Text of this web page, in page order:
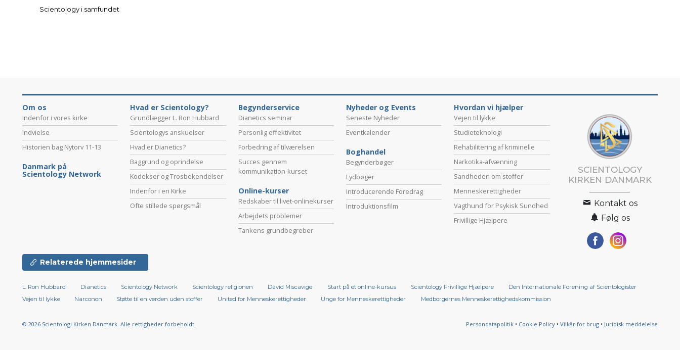
Scientology i samfundet
Om os
Indenfor i vores kirke
Indvielse
Historien bag Nytorv 11-13
Danmark på
Scientology Network
Hvad er Scientology?
Grundlægger L. Ron Hubbard
Scientologys anskuelser
Hvad er Dianetics?
Baggrund og oprindelse
Kodekser og Trosbekendelser
Indenfor i en Kirke
Ofte stillede spørgsmål
Begynderservice
Dianetics seminar
Personlig effektivitet
Forbedring af tilværelsen
Succes gennem
kommunikation-kurset
Online-kurser
Redskaber til livet-onlinekurser
Arbejdets problemer
Tankens grundbegreber
Nyheder og Events
Seneste Nyheder
Eventkalender
Boghandel
Begynderbøger
Lydbøger
Introducerende Foredrag
Introduktionsfilm
Hvordan vi hjælper
Vejen til lykke
Studieteknologi
Rehabilitering af kriminelle
Narkotika-afvænning
Sandheden om stoffer
Menneske­rettigheder
Vagthund for Psykisk Sundhed
Frivillige Hjælpere
SCIENTOLOGY
KIRKEN DANMARK
Kontakt os
Følg os
Relaterede hjemmesider
L. Ron Hubbard Dianetics Scientology Network Scientology religionen David Miscavige Start på et online-kursus Scientology Frivillige Hjælpere
Den Internationale Forening af Scientologister
Vejen til lykke
Narconon Støtte til en verden uden stoffer United for Menneskerettigheder Unge for Menneskerettigheder Medborgernes Menneskerettigheds­kommission
© 2026 Scientologi Kirken Danmark. Alle rettigheder forbeholdt. Persondatapolitik • Cookie Policy • Vilkår for brug • Juridisk meddelelse